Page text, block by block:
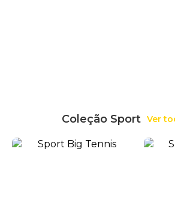
Coleção Sport Ver